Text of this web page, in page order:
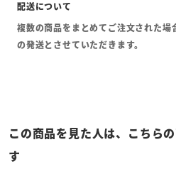
複数の商品をまとめてご注文された場
の発送とさせていただきます。
この商品を見た人は、こちら
す